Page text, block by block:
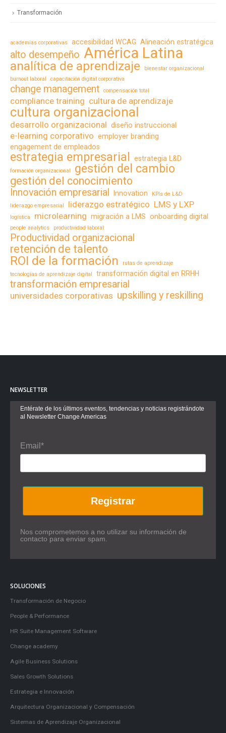
Transformación
academias corporativas accesibilidad WCAG Alineación estratégica
alto desempeño América Latina
analítica de aprendizaje
bienestar organizacional
burnout laboral
capacitación digital corporativa
change management compensación total
compliance training cultura de aprendizaje
cultura organizacional
desarrollo organizacional diseño instruccional
e-learning corporativo employer branding
engagement de empleados
estrategia empresarial estrategia L&D
formación organizacional gestión del cambio
gestión del conocimiento
Innovación empresarial Innovation
KPIs de L&D
liderazgo empresarial
liderazgo estratégico LMS y LXP
logística microlearning migración a LMS onboarding digital
people analytics productividad laboral
Productividad organizacional
retención de talento
ROI de la formación
rutas de aprendizaje
tecnologías de aprendizaje digital
transformación digital en RRHH
transformación empresarial
universidades corporativas upskilling y reskilling
NEWSLETTER
Entérate de los últimos eventos, tendencias y noticias registrándote
al Newsletter Change Americas
Email*
Registrar
Nos comprometemos a no utilizar su información de
contacto para enviar spam.
SOLUCIONES
Transformación de Negocio
People & Performance
HR Suite Management Software
Change academy
Agile Business Solutions
Sales Growth Solutions
Estrategia e Innovación
Arquitectura Organizacional y Compensación
Sistemas de Aprendizaje Organizacional